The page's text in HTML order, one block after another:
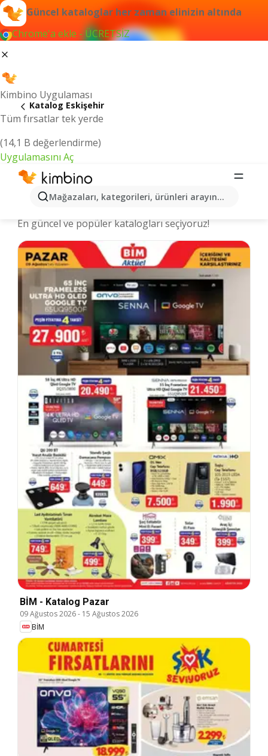
Güncel kataloglar her zaman elinizin altında
Chrome'a ekle - ÜCRETSİZ
Kimbino Uygulaması
Tüm fırsatlar tek yerde
(14,1 B değerlendirme)
Uygulamasını Aç
Mağazaları, kategorileri, ürünleri arayın...
Katalog Eskişehir
Eskişehir şehrinde kataloglar ve
En güncel ve popüler katalogları seçiyoruz!
BİM - Katalog Pazar
09 Ağustos 2026- 15 Ağustos 2026
BİM